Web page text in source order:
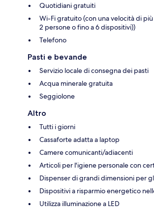
Quotidiani gratuiti
Wi-Fi gratuito (con una velocità di
2 persone o fino a 6 dispositivi))
Telefono
Pasti e bevande
Servizio locale di consegna dei pasti
Acqua minerale gratuita
Seggiolone
Altro
Tutti i giorni
Cassaforte adatta a laptop
Camere comunicanti/adiacenti
Articoli per l'igiene personale con
Dispenser di grandi dimensioni per
Dispositivi a risparmio energetico
Utilizza illuminazione a LED